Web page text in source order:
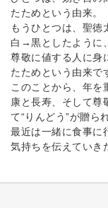
たためという由来。
もうひとつは、聖
白→黒としたように
尊敬に値する人に身
たためという由来で
このことから、年を
康と長寿、そして尊
て“りんどう”が贈ら
最近は一緒に食事に
気持ちを伝えていき